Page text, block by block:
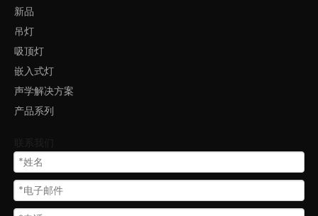
新品
吊灯
吸顶灯
嵌入式灯
声学解决方案
产品系列